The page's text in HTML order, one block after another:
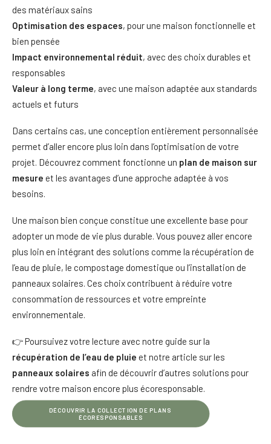
des matériaux sains
Optimisation des espaces, pour une maison fonctionnelle et
bien pensée
Impact environnemental réduit, avec des choix durables et
responsables
Valeur à long terme, avec une maison adaptée aux standards
actuels et futurs
Dans certains cas, une conception entièrement personnalisée
permet d’aller encore plus loin dans l’optimisation de votre
projet. Découvrez comment fonctionne un plan de maison sur
mesure et les avantages d’une approche adaptée à vos
besoins.
Une maison bien conçue constitue une excellente base pour
adopter un mode de vie plus durable. Vous pouvez aller encore
plus loin en intégrant des solutions comme la récupération de
l’eau de pluie, le compostage domestique ou l’installation de
panneaux solaires. Ces choix contribuent à réduire votre
consommation de ressources et votre empreinte
environnementale.
👉 Poursuivez votre lecture avec notre guide sur la
récupération de l’eau de pluie et notre article sur les
panneaux solaires afin de découvrir d’autres solutions pour
rendre votre maison encore plus écoresponsable.
DÉCOUVRIR LA COLLECTION DE PLANS
ÉCORESPONSABLES